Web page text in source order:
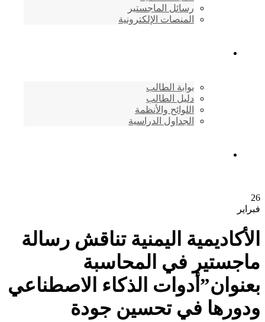
رسائل الماجستير
المنصات الإلكترونية
بوابة الطالب
دليل الطالب
اللوائح والأنظمة
الجداول الدراسية
26
فبراير
الأكاديمية اليمنية تناقش رسالة
ماجستير في المحاسبة
بعنوان”أدوات الذكاء الاصطناعي
ودورها في تحسين جودة